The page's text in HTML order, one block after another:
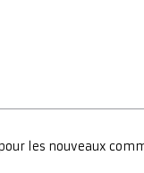
les nouveaux